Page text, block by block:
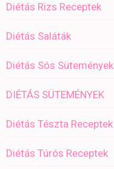
Diétás Rizs Receptek
Diétás Saláták
Diétás Sós Sütemények
DIÉTÁS SÜTEMÉNYEK
Diétás Tészta Receptek
Diétás Túrós Receptek